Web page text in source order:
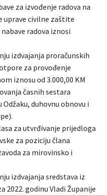
za izvođenje radova na
uprave civilne zaštite
radova iznosi
izdvajanja proračunskih
za provođenje
iznosu od 3.000,00 KM
časnih sestara
duhovnu obnovu i
za utvrđivanje prijedloga
za poziciju člana
za mirovinsko i
izdvajanja sredstava iz
2022. godinu Vladi Županije